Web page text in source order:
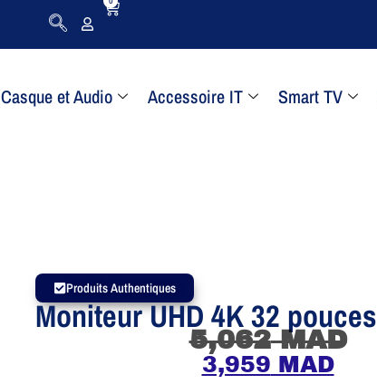
Casque et Audio Accessoire IT Smart TV
Produits Authentiques
Moniteur UHD 4K 32 pouces
5,062MAD
3,959 MAD